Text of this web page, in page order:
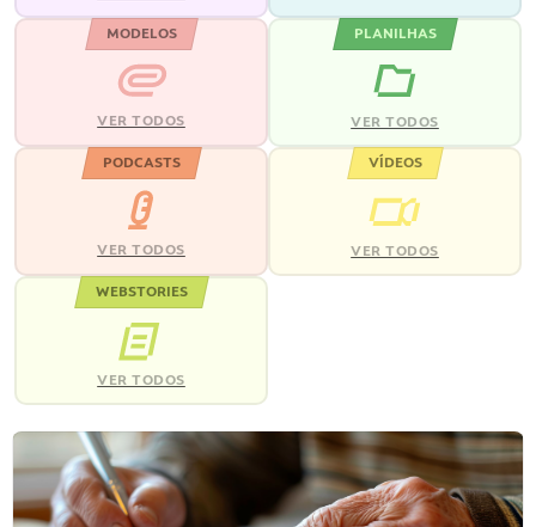
MODELOS
VER TODOS
PLANILHAS
VER TODOS
PODCASTS
VER TODOS
VÍDEOS
VER TODOS
WEBSTORIES
VER TODOS